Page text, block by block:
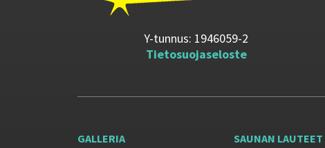
Y-tunnus: 1946059-2
Tietosuojaseloste
GALLERIA
SAUNAN LAUTEET